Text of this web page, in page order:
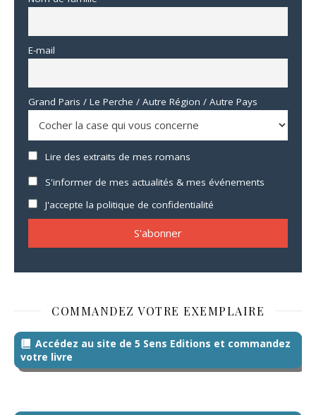
E-mail
Grand Paris / Le Perche / Autre Région / Autre Pays
Lire des extraits de mes romans
S'informer de mes actualités & mes événements
J'accepte la politique de confidentialité
COMMANDEZ VOTRE EXEMPLAIRE
Accédez au site de 5 Sens Editions et commandez
votre livre